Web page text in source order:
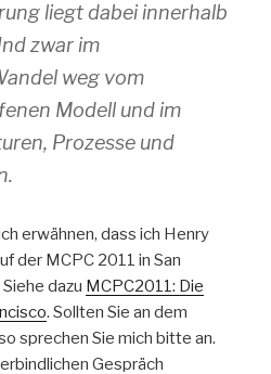
liegt dabei innerhalb
zwar im
weg vom
Modell und im
Prozesse und
erwähnen, dass ich Henry
der MCPC 2011 in San
dazu MCPC2011: Die
. Sollten Sie an dem
sprechen Sie mich bitte an.
Gespräch